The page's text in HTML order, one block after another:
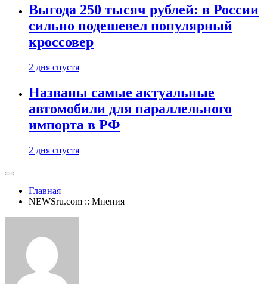
Выгода 250 тысяч рублей: в России
сильно подешевел популярный
кроссовер
2 дня спустя
Названы самые актуальные
автомобили для параллельного
импорта в РФ
2 дня спустя
Главная
NEWSru.com :: Мнения